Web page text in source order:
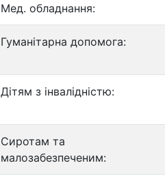
Мед. обладнання:
Гуманітарна допомога:
Дітям з інвалідністю:
Сиротам та
малозабезпеченим: